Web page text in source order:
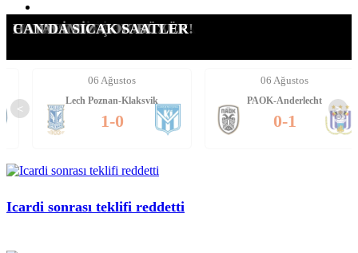
ICARDI'YE YENİ TALİP
SUÇ DUYURUSU YAPTIK!
G.SARAY İÇİN AÇIKLAMA
LEAO ALEV ALEV!!!!
FORVETE İKİ ADAY!
DAVINSON'DA NOKTA!
HAYALİMİZ ÇOK BÜYÜK!
CAN'DA SICAK SAATLER
<
06 Ağustos
Lech Poznan-Klaksvik
1-0
06 Ağustos
PAOK-Anderlecht
0-1
>
Icardi sonrası teklifi reddetti